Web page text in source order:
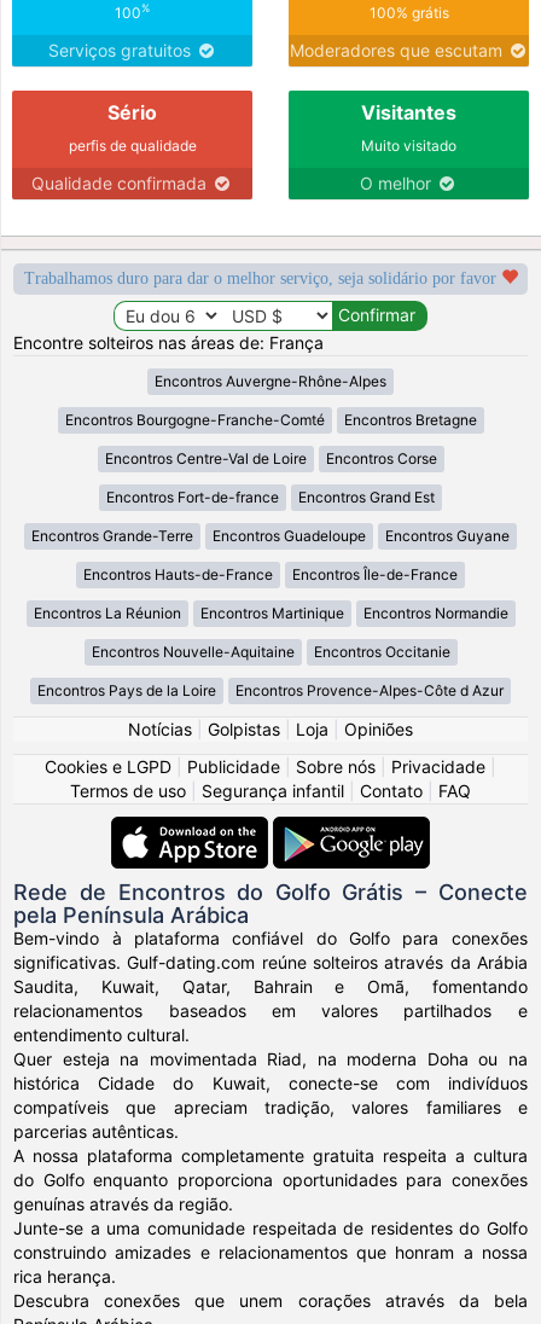
100%
Serviços gratuitos
100% grátis
Moderadores que escutam
Sério
perfis de qualidade
Qualidade confirmada
Visitantes
Muito visitado
O melhor
Trabalhamos duro para dar o melhor serviço, seja solidário por favor
Encontre solteiros nas áreas de: França
Encontros Auvergne-Rhône-Alpes
Encontros Bourgogne-Franche-Comté Encontros Bretagne
Encontros Centre-Val de Loire Encontros Corse
Encontros Fort-de-france Encontros Grand Est
Encontros Grande-Terre Encontros Guadeloupe Encontros Guyane
Encontros Hauts-de-France Encontros Île-de-France
Encontros La Réunion Encontros Martinique Encontros Normandie
Encontros Nouvelle-Aquitaine Encontros Occitanie
Encontros Pays de la Loire Encontros Provence-Alpes-Côte d Azur
Notícias Golpistas Loja
Opiniões
Cookies e LGPD
Publicidade Sobre nós Privacidade
Termos de uso
Segurança infantil Contato FAQ
Rede de Encontros do Golfo Grátis – Conecte
pela Península Arábica
Bem-vindo à plataforma confiável do Golfo para conexões
significativas. Gulf-dating.com reúne solteiros através da Arábia
Saudita, Kuwait, Qatar, Bahrain e Omã, fomentando
relacionamentos baseados em valores partilhados e
entendimento cultural.
Quer esteja na movimentada Riad, na moderna Doha ou na
histórica Cidade do Kuwait, conecte-se com indivíduos
compatíveis que apreciam tradição, valores familiares e
parcerias autênticas.
A nossa plataforma completamente gratuita respeita a cultura
do Golfo enquanto proporciona oportunidades para conexões
genuínas através da região.
Junte-se a uma comunidade respeitada de residentes do Golfo
construindo amizades e relacionamentos que honram a nossa
rica herança.
Descubra conexões que unem corações através da bela